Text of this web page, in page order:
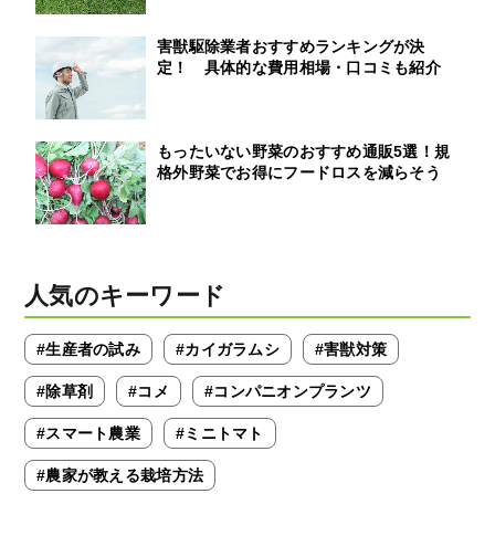
害獣駆除業者おすすめランキングが決
定！ 具体的な費用相場・口コミも紹介
もったいない野菜のおすすめ通販5選！規
格外野菜でお得にフードロスを減らそう
人気のキーワード
#生産者の試み #カイガラムシ #害獣対策
#除草剤 #コメ #コンパニオンプランツ
#スマート農業 #ミニトマト
#農家が教える栽培方法